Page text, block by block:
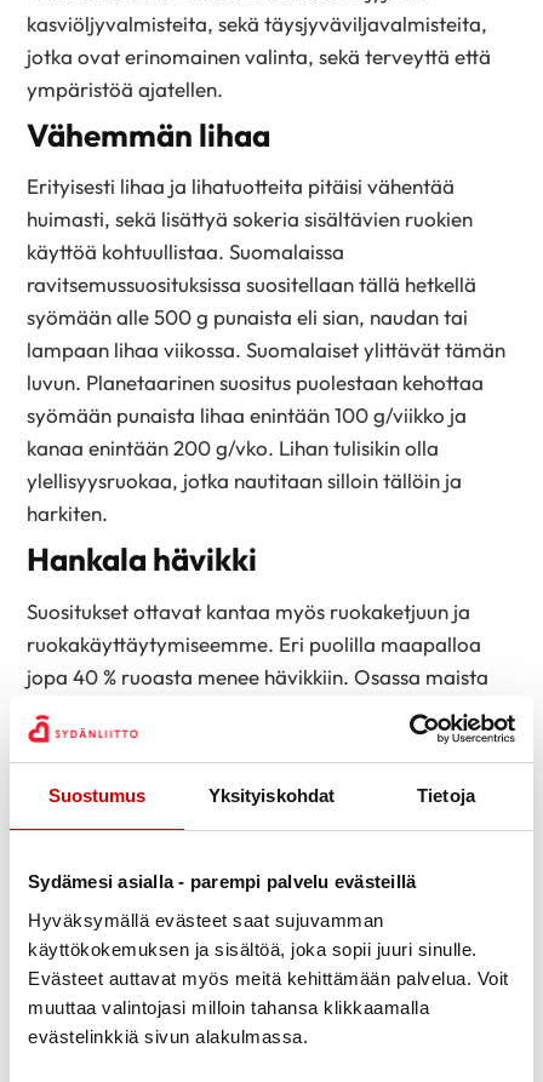
Suostumus Yksityiskohdat Tietoja
Sydämesi asialla - parempi palvelu evästeillä
Hyväksymällä evästeet saat sujuvamman
käyttökokemuksen ja sisältöä, joka sopii juuri sinulle.
Evästeet auttavat myös meitä kehittämään palvelua. Voit
muuttaa valintojasi milloin tahansa klikkaamalla
evästelinkkiä sivun alakulmassa.
kasviöljyvalmisteita, sekä täysjyväviljavalmisteita,
jotka ovat erinomainen valinta, sekä terveyttä että
ympäristöä ajatellen.
Vähemmän lihaa
Erityisesti lihaa ja lihatuotteita pitäisi vähentää
huimasti, sekä lisättyä sokeria sisältävien ruokien
käyttöä kohtuullistaa. Suomalaissa
ravitsemussuosituksissa suositellaan tällä hetkellä
syömään alle 500 g punaista eli sian, naudan tai
lampaan lihaa viikossa. Suomalaiset ylittävät tämän
luvun. Planetaarinen suositus puolestaan kehottaa
syömään punaista lihaa enintään 100 g/viikko ja
kanaa enintään 200 g/vko. Lihan tulisikin olla
ylellisyysruokaa, jotka nautitaan silloin tällöin ja
harkiten.
Hankala hävikki
Suositukset ottavat kantaa myös ruokaketjuun ja
ruokakäyttäytymiseemme. Eri puolilla maapalloa
jopa 40 % ruoasta menee hävikkiin. Osassa maista
ongelma on alkutuotannossa. Länsimaissa suurin
haaste on se, että hankittua ruokaa ei syödä, vaan se
Hävikin vähentämiseen toimivat hyvin arkiset niksit:
käyttö yksi kerrallaan ja tähteeksi jääneiden ruokien
jatkokäyttö ovat hävikinhallinnan avainsanoja.
Politiikkaa ja yhteisiä päätöksiä
Meillä jokaisella on mahdollisuus vaikuttaa